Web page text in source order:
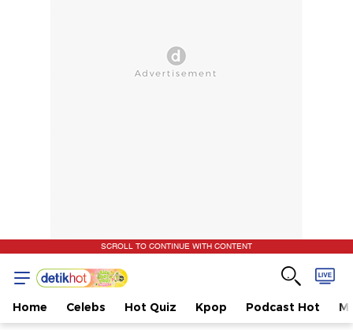
SCROLL TO CONTINUE WITH CONTENT
Home Celebs Hot Quiz Kpop Podcast Hot